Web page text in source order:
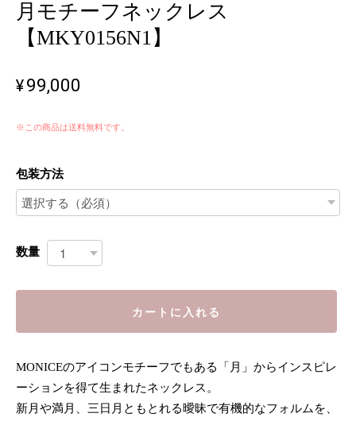
月モチーフネックレス
【MKY0156N1】
¥99,000
※この商品は送料無料です。
包装方法
数量
カートに入れる
MONICEのアイコンモチーフでもある「月」からインスピレ
ーションを得て生まれたネックレス。
新月や満月、三日月ともとれる曖昧で有機的なフォルムを、